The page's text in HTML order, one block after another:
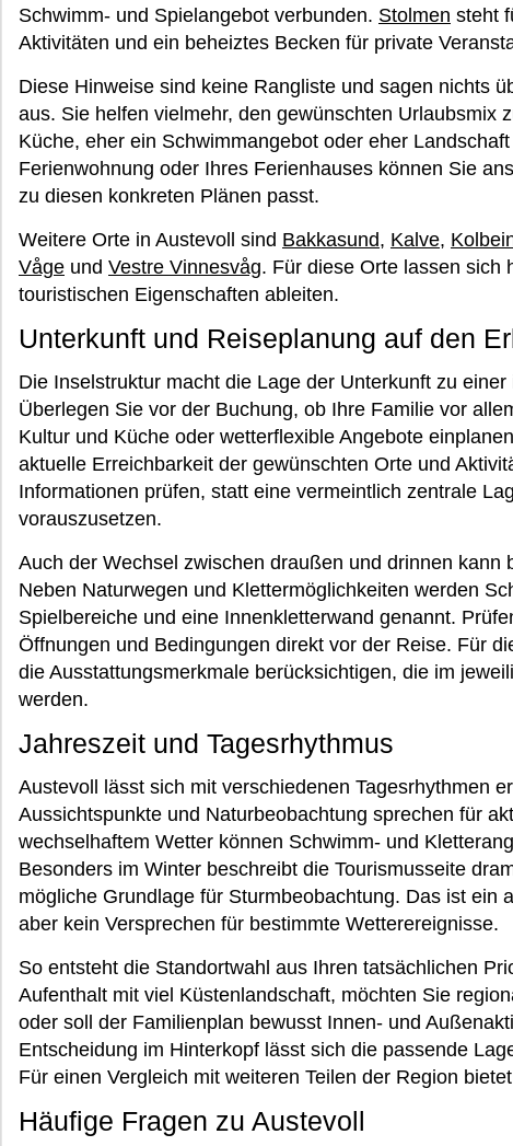
Schwimm- und Spielangebot verbunden. Stolmen steht
Aktivitäten und ein beheiztes Becken für private
Diese Hinweise sind keine Rangliste und sagen nichts
aus. Sie helfen vielmehr, den gewünschten Urlaubsmix
Küche, eher ein Schwimmangebot oder eher
Ferienwohnung oder Ihres Ferienhauses können Sie
zu diesen konkreten Plänen passt.
Weitere Orte in Austevoll sind Bakkasund, Kalve,
Våge und Vestre Vinnesvåg. Für diese Orte lassen sich
touristischen Eigenschaften ableiten.
Unterkunft und Reiseplanung auf den
Die Inselstruktur macht die Lage der Unterkunft zu
Überlegen Sie vor der Buchung, ob Ihre Familie vor
Kultur und Küche oder wetterflexible Angebote
aktuelle Erreichbarkeit der gewünschten Orte und
Informationen prüfen, statt eine vermeintlich zentrale
vorauszusetzen.
Auch der Wechsel zwischen draußen und drinnen kann
Neben Naturwegen und Klettermöglichkeiten werden
Spielbereiche und eine Innenkletterwand genannt.
Öffnungen und Bedingungen direkt vor der Reise. Für
die Ausstattungsmerkmale berücksichtigen, die im
werden.
Jahreszeit und Tagesrhythmus
Austevoll lässt sich mit verschiedenen Tagesrhythmen
Aussichtspunkte und Naturbeobachtung sprechen für
wechselhaftem Wetter können Schwimm- und
Besonders im Winter beschreibt die Tourismusseite
mögliche Grundlage für Sturmbeobachtung. Das ist ein
aber kein Versprechen für bestimmte Wetterereignisse.
So entsteht die Standortwahl aus Ihren tatsächlichen
Aufenthalt mit viel Küstenlandschaft, möchten Sie
oder soll der Familienplan bewusst Innen- und
Entscheidung im Hinterkopf lässt sich die passende
Für einen Vergleich mit weiteren Teilen der Region
Häufige Fragen zu Austevoll